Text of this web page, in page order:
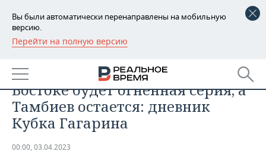
Вы были автоматически перенаправлены на мобильную
версию.
Перейти на полную версию
РЕГИОНЫ
БАШКОРТОСТАН
ТАТАРСТАН
УДМУРТИЯ
НОВОСТИ
АНАЛИТИКА
НОВОСТИ АНАЛИТИКИ
ДЕКЛАРАЦИИ О ДОХОДАХ
ЭКОНОМИКА
НОВОСТИ ЭКОНОМИКИ
ПРОМЫШЛЕННОСТЬ
На Западе вновь без интриг, на
Востоке будет огненная серия, а
Тамбиев остается: дневник
Кубка Гагарина
00:00, 03.04.2023